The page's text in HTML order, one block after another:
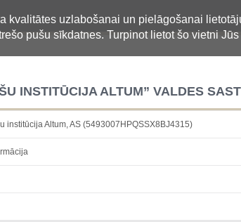
kvalitātes uzlabošanai un pielāgošanai
pušu sīkdatnes. Turpinot lietot šo vietni
INSTITŪCIJA ALTUM” VALDES
institūcija Altum, AS (5493007HPQSSX8BJ4315)